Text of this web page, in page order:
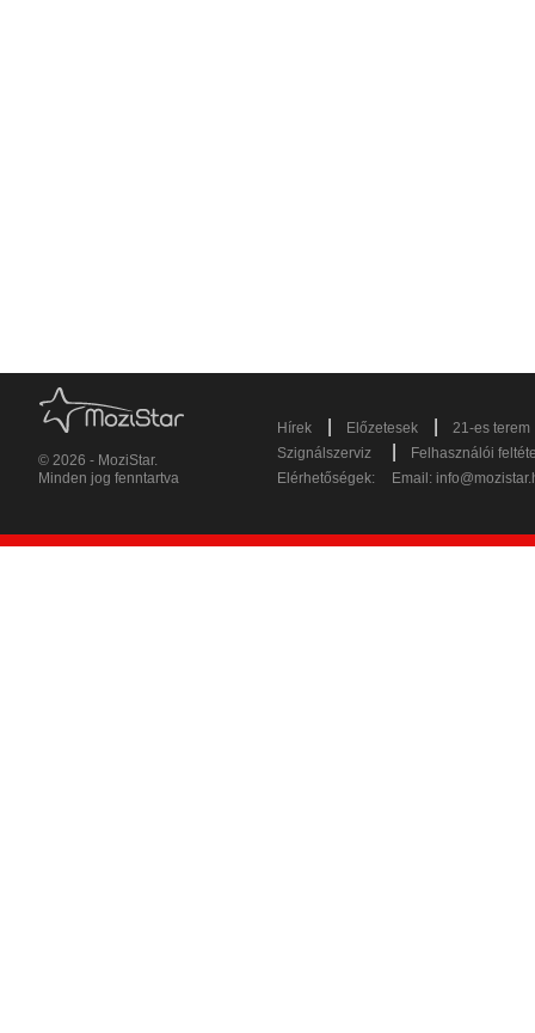
© 2026 - MoziStar.
Minden jog fenntartva
Hírek Előzetesek
21-es terem
Szignálszerviz
Felhasználói
Elérhetőségek:
Email: